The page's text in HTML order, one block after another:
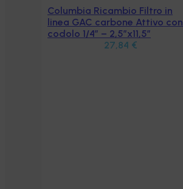
Aggiungi al carrello
Columbia Ricambio Filtro in
linea GAC carbone Attivo con
codolo 1/4″ – 2,5″x11,5″
27,84 €